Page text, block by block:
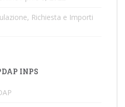
Richiesta e Importi
INPS